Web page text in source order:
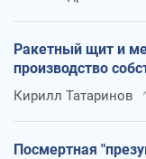
Ракетный щит и
производство
Кирилл Татаринов
Посмертная